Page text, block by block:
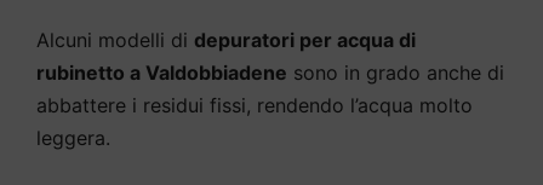
Alcuni modelli di depuratori per acqua di
rubinetto a Valdobbiadene sono in grado anche di
abbattere i residui fissi, rendendo l’acqua molto
leggera.